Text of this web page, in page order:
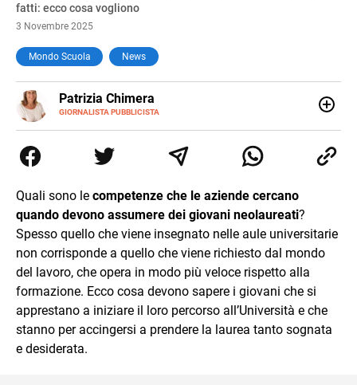
fatti: ecco cosa vogliono
3 Novembre 2025
Mondo Scuola News
Patrizia Chimera
GIORNALISTA PUBBLICISTA
E-
MAIL
LINKEDIN
collaborato con grandi gruppi editoriali e agenzie di
comunicazione specializzandosi nella scrittura di articoli
Quali sono le competenze che le aziende cercano
quando devono assumere dei giovani neolaureati?
Spesso quello che viene insegnato nelle aule universitarie
non corrisponde a quello che viene richiesto dal mondo
del lavoro, che opera in modo più veloce rispetto alla
formazione. Ecco cosa devono sapere i giovani che si
apprestano a iniziare il loro percorso all’Università e che
stanno per accingersi a prendere la laurea tanto sognata
e desiderata.